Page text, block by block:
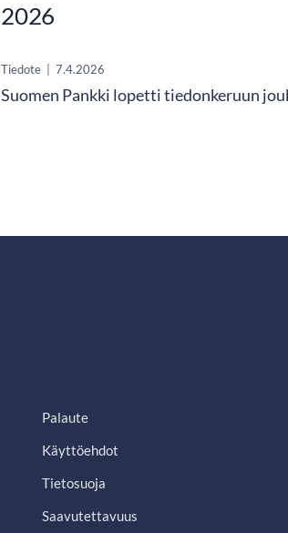
2026
Tiedote 7.4.2026
Suomen Pankki lopetti tiedonkeruun
Palaute
Käyttöehdot
Tietosuoja
Saavutettavuus